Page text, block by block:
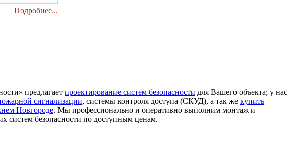
Подробнее...
предлагает проектирование систем безопасности для Вашего объекта; у нас
сигнализации, системы контроля доступа (СКУД), а так же купить
Новгороде. Мы профессионально и оперативно выполним монтаж и
систем безопасности по доступным ценам.